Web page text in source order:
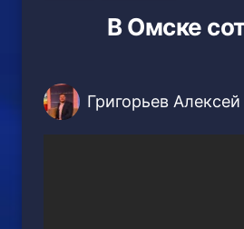
В Омске
Григорьев Алексей